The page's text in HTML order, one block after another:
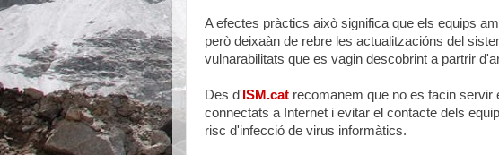
A efectes pràctics això significa que els equips
però deixaàn de rebre les actualitzacións del
vulnarabilitats que es vagin descobrint a partrir
Des d' ISM.cat recomanem que no es facin servir
connectats a Internet i evitar el contacte dels
risc d'infecció de virus informàtics.